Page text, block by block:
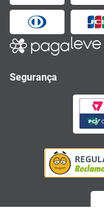
Segurança